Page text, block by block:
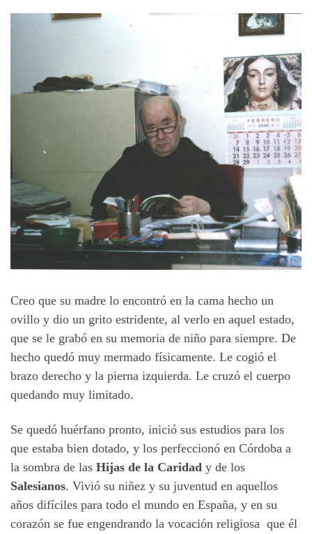
Creo que su madre lo encontró en la cama hecho un
ovillo y dio un grito estridente, al verlo en aquel estado,
que se le grabó en su memoria de niño para siempre. De
hecho quedó muy mermado físicamente. Le cogió el
brazo derecho y la pierna izquierda. Le cruzó el cuerpo
quedando muy limitado.
Se quedó huérfano pronto, inició sus estudios para los
que estaba bien dotado, y los perfeccionó en Córdoba a
la sombra de las Hijas de la Caridad y de los
Salesianos. Vivió su niñez y su juventud en aquellos
años difíciles para todo el mundo en España, y en su
corazón se fue engendrando la vocación religiosa que él